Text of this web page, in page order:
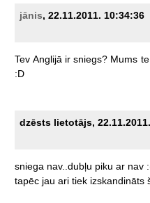
jānis, 22.11.2011. 10:34:36
Tev Anglijā ir sniegs? Mums te
:D
dzēsts lietotājs,
sniega nav..dubļu piku ar nav
tapēc jau ari tiek izskandināts